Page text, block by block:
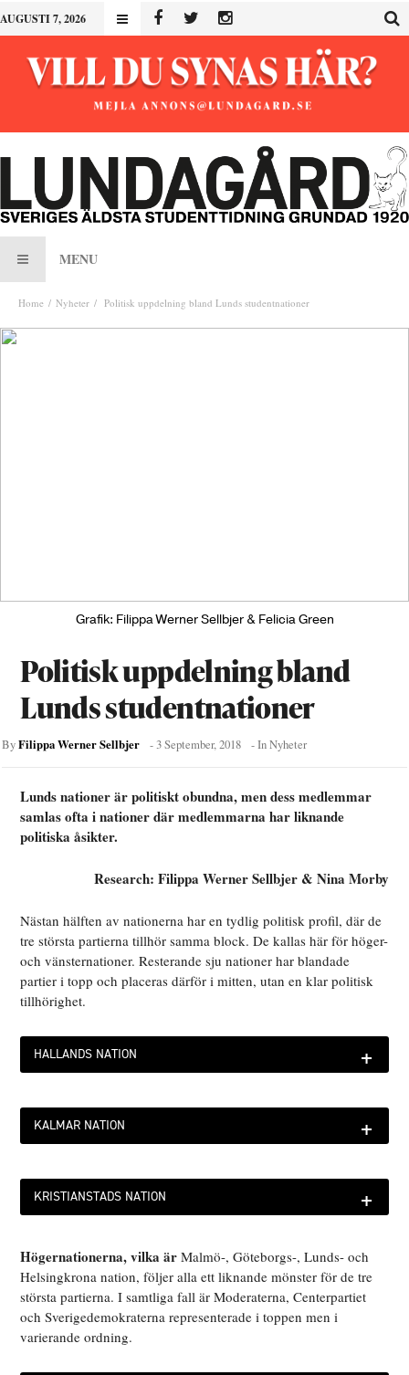
AUGUSTI 7, 2026
MENU
Home Nyheter Politisk uppdelning bland Lunds studentnationer
Grafik: Filippa Werner Sellbjer & Felicia Green
Politisk uppdelning bland
Lunds studentnationer
ByFilippa Werner Sellbjer -3 September, 2018 - InNyheter
Lunds nationer är politiskt obundna, men dess medlemmar
samlas ofta i nationer där medlemmarna har liknande
politiska åsikter.
Research: Filippa Werner Sellbjer & Nina Morby
Nästan hälften av nationerna har en tydlig politisk profil, där de
tre största partierna tillhör samma block. De kallas här för höger-
och vänsternationer. Resterande sju nationer har blandade
partier i topp och placeras därför i mitten, utan en klar politisk
tillhörighet.
HALLANDS NATION +
KALMAR NATION +
KRISTIANSTADS NATION +
Högernationerna, vilka är Malmö-, Göteborgs-, Lunds- och
Helsingkrona nation, följer alla ett liknande mönster för de tre
största partierna. I samtliga fall är Moderaterna, Centerpartiet
och Sverigedemokraterna representerade i toppen men i
varierande ordning.